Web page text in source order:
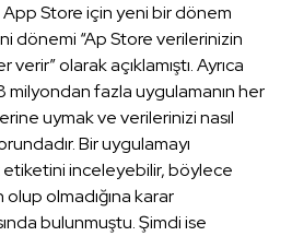
Store için yeni bir dönem
dönemi “Ap Store verilerinizin
verir” olarak açıklamıştı. Ayrıca
milyondan fazla uygulamanın her
uymak ve verilerinizi nasıl
Bir uygulamayı
inceleyebilir, böylece
olmadığına karar
bulunmuştu. Şimdi ise